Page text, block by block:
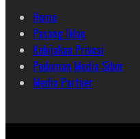
Home
Pasang Iklan
Kebijakan Privasi
Pedoman Media Siber
Media Partner